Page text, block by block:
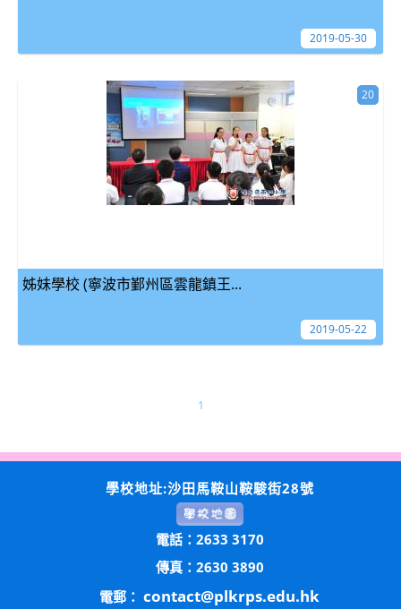
2019-05-30
姊妹學校 (寧波市鄞州區雲龍鎮王...
20
2019-05-22
1
學校地址:沙田馬鞍山鞍駿街28號
電話：2633 3170
傳真：2630 3890
電郵： contact@plkrps.edu.hk